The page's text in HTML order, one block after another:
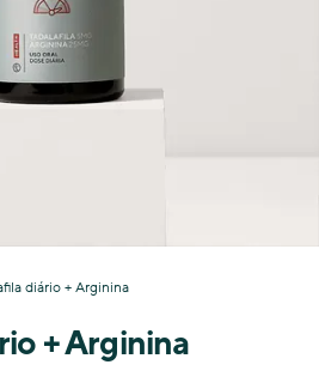
diário + Arginina
+ Arginina